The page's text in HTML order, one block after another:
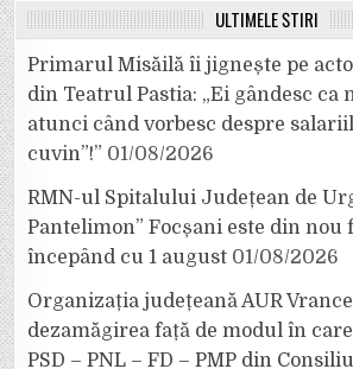
ULTIMELE ȘTIRI
Primarul Misăilă îi jignește pe
din Teatrul Pastia: „Ei gândesc ca
atunci când vorbesc despre
cuvin”!” 01/08/2026
RMN-ul Spitalului Județean de
Pantelimon” Focșani este din
începând cu 1 august 01/08/2026
Organizația județeană AUR
dezamăgirea față de modul în
PSD – PNL – FD – PMP din